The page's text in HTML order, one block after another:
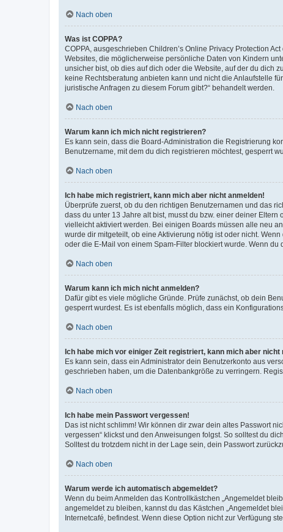
Nach oben
Was ist COPPA?
COPPA, ausgeschrieben Children’s Online Privacy Protection
Websites, die möglicherweise persönliche Daten von Kindern
unsicher bist, ob dies auf dich oder die Website, auf der du dich
keine Rechtsberatung anbieten kann und nicht die Anlaufstelle
juristische Anfragen zu diesem Forum gibt?“ behandelt werden.
Nach oben
Warum kann ich mich nicht registrieren?
Es kann sein, dass die Board-Administration die Registrierung
Benutzername, mit dem du dich registrieren möchtest, gesperrt
Nach oben
Ich habe mich registriert, kann mich aber nicht anmelden!
Überprüfe zuerst, ob du den richtigen Benutzernamen und das
dass du unter 13 Jahre alt bist, musst du bzw. einer deiner
vielleicht aktiviert werden. Bei einigen Boards müssen alle neu
wurde dir mitgeteilt, ob eine Aktivierung nötig ist oder nicht.
oder die E-Mail von einem Spam-Filter blockiert wurde. Wenn
Nach oben
Warum kann ich mich nicht anmelden?
Dafür gibt es viele mögliche Gründe. Prüfe zunächst, ob dein
gesperrt wurdest. Es ist ebenfalls möglich, dass ein
Nach oben
Ich habe mich vor einiger Zeit registriert, kann mich aber nicht
Es kann sein, dass ein Administrator dein Benutzerkonto aus
geschrieben haben, um die Datenbankgröße zu verringern.
Nach oben
Ich habe mein Passwort vergessen!
Das ist nicht schlimm! Wir können dir zwar dein altes Passwort
vergessen“ klickst und den Anweisungen folgst. So solltest du
Solltest du trotzdem nicht in der Lage sein, dein Passwort
Nach oben
Warum werde ich automatisch abgemeldet?
Wenn du beim Anmelden das Kontrollkästchen „Angemeldet
angemeldet zu bleiben, kannst du das Kästchen „Angemeldet
Internetcafé, befindest. Wenn diese Option nicht zur Verfügung